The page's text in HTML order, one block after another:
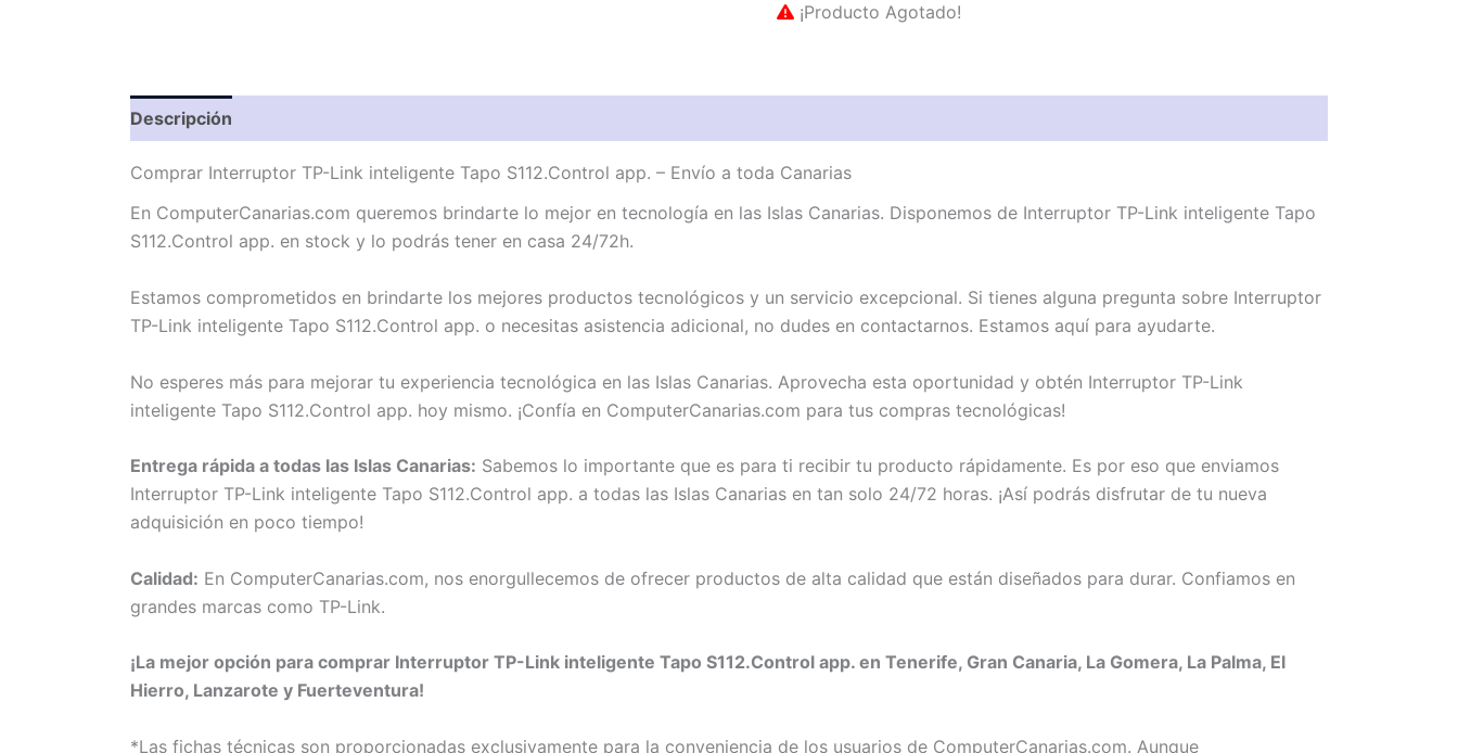
¡Producto Agotado!
Descripción
Comprar Interruptor TP-Link inteligente Tapo S112.Control app. – Envío a toda Canarias
En ComputerCanarias.com queremos brindarte lo mejor en tecnología en las Islas Canarias. Disponemos de Interruptor TP-Link inteligente Tapo
S112.Control app. en stock y lo podrás tener en casa 24/72h.
Estamos comprometidos en brindarte los mejores productos tecnológicos y un servicio excepcional. Si tienes alguna pregunta sobre Interruptor
TP-Link inteligente Tapo S112.Control app. o necesitas asistencia adicional, no dudes en contactarnos. Estamos aquí para ayudarte.
No esperes más para mejorar tu experiencia tecnológica en las Islas Canarias. Aprovecha esta oportunidad y obtén Interruptor TP-Link
inteligente Tapo S112.Control app. hoy mismo. ¡Confía en ComputerCanarias.com para tus compras tecnológicas!
Entrega rápida a todas las Islas Canarias: Sabemos lo importante que es para ti recibir tu producto rápidamente. Es por eso que enviamos
Interruptor TP-Link inteligente Tapo S112.Control app. a todas las Islas Canarias en tan solo 24/72 horas. ¡Así podrás disfrutar de tu nueva
adquisición en poco tiempo!
Calidad: En ComputerCanarias.com, nos enorgullecemos de ofrecer productos de alta calidad que están diseñados para durar. Confiamos en
grandes marcas como TP-Link.
¡La mejor opción para comprar Interruptor TP-Link inteligente Tapo S112.Control app. en Tenerife, Gran Canaria, La Gomera, La Palma, El
Hierro, Lanzarote y Fuerteventura!
*Las fichas técnicas son proporcionadas exclusivamente para la conveniencia de los usuarios de ComputerCanarias.com. Aunque